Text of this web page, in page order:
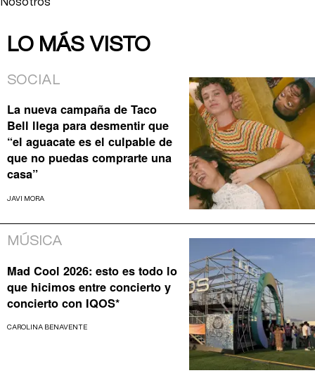
LO MÁS VISTO
SOCIAL
La nueva campaña de Taco
Bell llega para desmentir que
“el aguacate es el culpable de
que no puedas comprarte una
casa”
JAVI MORA
MÚSICA
Mad Cool 2026: esto es todo lo
que hicimos entre concierto y
concierto con IQOS*
CAROLINA BENAVENTE